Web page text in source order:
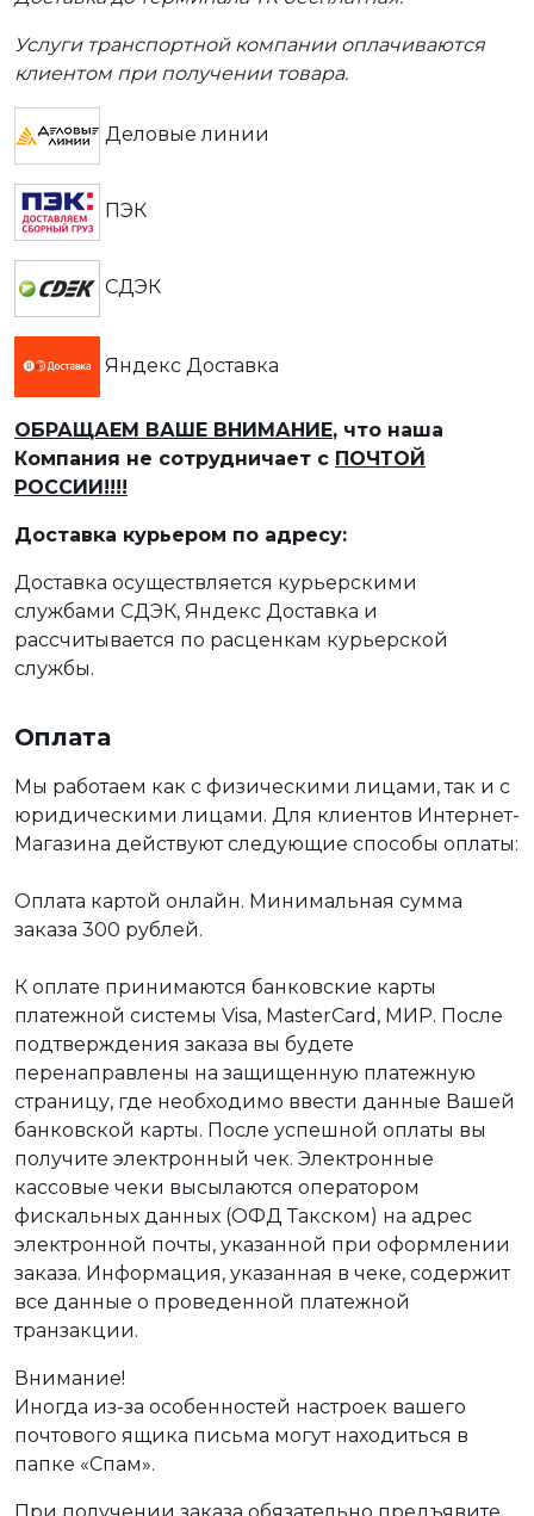
Услуги транспортной компании оплачиваются
клиентом при получении товара.
Деловые линии
ПЭК
СДЭК
Яндекс Доставка
ОБРАЩАЕМ ВАШЕ ВНИМАНИЕ, что наша
Компания не сотрудничает с ПОЧТОЙ
РОССИИ!!!!
Доставка курьером по адресу:
Доставка осуществляется курьерскими
службами СДЭК, Яндекс Доставка и
рассчитывается по расценкам курьерской
службы.
Оплата
Мы работаем как с физическими лицами, так и с
юридическими лицами. Для клиентов Интернет-
Магазина действуют следующие способы оплаты:
Оплата картой онлайн. Минимальная сумма
заказа 300 рублей.
К оплате принимаются банковские карты
платежной системы Visa, MasterCard, МИР. После
подтверждения заказа вы будете
перенаправлены на защищенную платежную
страницу, где необходимо ввести данные Вашей
банковской карты. После успешной оплаты вы
получите электронный чек. Электронные
кассовые чеки высылаются оператором
фискальных данных (ОФД Такском) на адрес
электронной почты, указанной при оформлении
заказа. Информация, указанная в чеке, содержит
все данные о проведенной платежной
транзакции.
Внимание!
Иногда из-за особенностей настроек вашего
почтового ящика письма могут находиться в
папке «Спам».